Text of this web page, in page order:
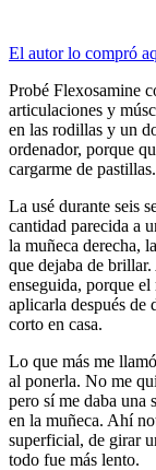
El autor lo compró
Probé Flexosamine
articulaciones y
en las rodillas y un
ordenador, porque
cargarme de pastillas.
La usé durante seis
cantidad parecida a
la muñeca derecha,
que dejaba de
enseguida, porque
aplicarla después de
corto en casa.
Lo que más me
al ponerla. No me
pero sí me daba una
en la muñeca. Ahí
superficial, de girar
todo fue más lento.